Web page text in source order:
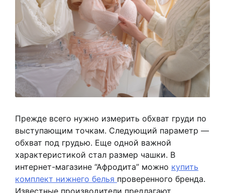
Прежде всего нужно измерить обхват груди по
выступающим точкам. Следующий параметр —
обхват под грудью. Еще одной важной
характеристикой стал размер чашки. В
интернет-магазине “Афродита” можно купить
комплект нижнего белья проверенного бренда.